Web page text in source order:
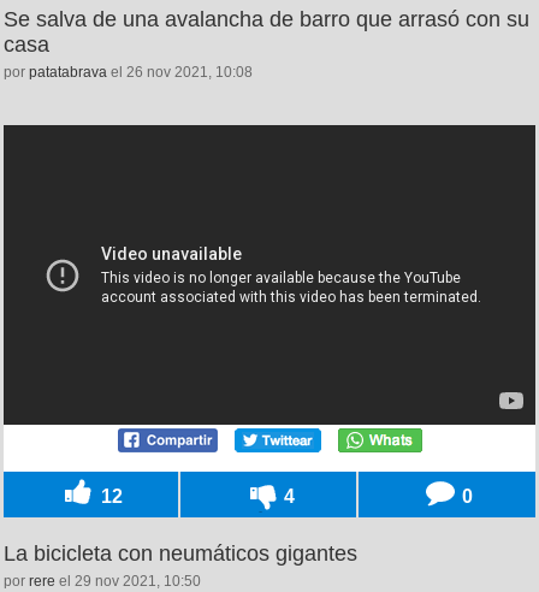
Se salva de una avalancha de barro que arrasó con su
casa
por patatabrava el 26 nov 2021, 10:08
12 4 0
La bicicleta con neumáticos gigantes
por rere el 29 nov 2021, 10:50